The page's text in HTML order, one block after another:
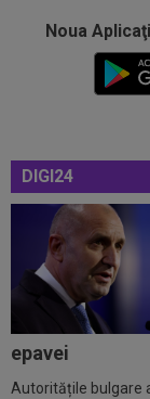
Noua
DIGI24
epavei
Autoritățile bulgare
OFICIAL
Serie B: ”Am
09:48
Giovanni
Serie A
09:47 EXCLUSIV
convins Ioan
A
nici nu exista.
10:36
Pe loc!